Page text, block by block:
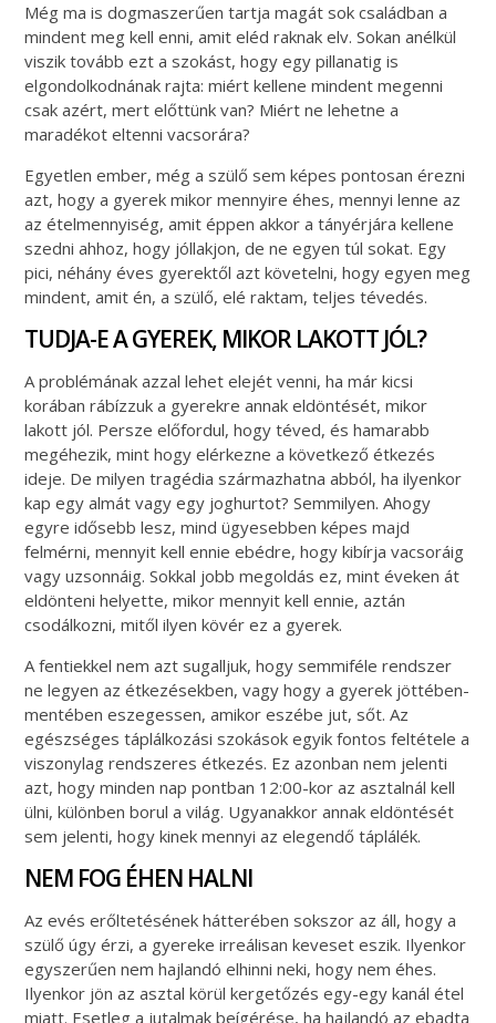
Még ma is dogmaszerűen tartja magát sok családban a
mindent meg kell enni, amit eléd raknak elv. Sokan anélkül
viszik tovább ezt a szokást, hogy egy pillanatig is
elgondolkodnának rajta: miért kellene mindent megenni
csak azért, mert előttünk van? Miért ne lehetne a
maradékot eltenni vacsorára?
Egyetlen ember, még a szülő sem képes pontosan érezni
azt, hogy a gyerek mikor mennyire éhes, mennyi lenne az
az ételmennyiség, amit éppen akkor a tányérjára kellene
szedni ahhoz, hogy jóllakjon, de ne egyen túl sokat. Egy
pici, néhány éves gyerektől azt követelni, hogy egyen meg
mindent, amit én, a szülő, elé raktam, teljes tévedés.
TUDJA-E A GYEREK, MIKOR LAKOTT JÓL?
A problémának azzal lehet elejét venni, ha már kicsi
korában rábízzuk a gyerekre annak eldöntését, mikor
lakott jól. Persze előfordul, hogy téved, és hamarabb
megéhezik, mint hogy elérkezne a következő étkezés
ideje. De milyen tragédia származhatna abból, ha ilyenkor
kap egy almát vagy egy joghurtot? Semmilyen. Ahogy
egyre idősebb lesz, mind ügyesebben képes majd
felmérni, mennyit kell ennie ebédre, hogy kibírja vacsoráig
vagy uzsonnáig. Sokkal jobb megoldás ez, mint éveken át
eldönteni helyette, mikor mennyit kell ennie, aztán
csodálkozni, mitől ilyen kövér ez a gyerek.
A fentiekkel nem azt sugalljuk, hogy semmiféle rendszer
ne legyen az étkezésekben, vagy hogy a gyerek jöttében-
mentében eszegessen, amikor eszébe jut, sőt. Az
egészséges táplálkozási szokások egyik fontos feltétele a
viszonylag rendszeres étkezés. Ez azonban nem jelenti
azt, hogy minden nap pontban 12:00-kor az asztalnál kell
ülni, különben borul a világ. Ugyanakkor annak eldöntését
sem jelenti, hogy kinek mennyi az elegendő táplálék.
NEM FOG ÉHEN HALNI
Az evés erőltetésének hátterében sokszor az áll, hogy a
szülő úgy érzi, a gyereke irreálisan keveset eszik. Ilyenkor
egyszerűen nem hajlandó elhinni neki, hogy nem éhes.
Ilyenkor jön az asztal körül kergetőzés egy-egy kanál étel
miatt. Esetleg a jutalmak beígérése, ha hajlandó az ebadta